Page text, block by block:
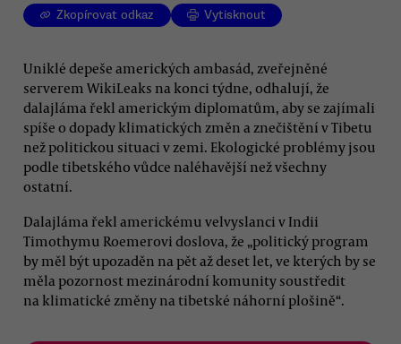
Zkopírovat odkaz Vytisknout
Uniklé depeše amerických ambasád, zveřejněné
serverem WikiLeaks na konci týdne, odhalují, že
dalajláma řekl americkým diplomatům, aby se zajímali
spíše o dopady klimatických změn a znečištění v Tibetu
než politickou situaci v zemi. Ekologické problémy jsou
podle tibetského vůdce naléhavější než všechny
ostatní.
Dalajláma řekl americkému velvyslanci v Indii
Timothymu Roemerovi doslova, že „politický program
by měl být upozaděn na pět až deset let, ve kterých by se
měla pozornost mezinárodní komunity soustředit
na klimatické změny na tibetské náhorní plošině“.